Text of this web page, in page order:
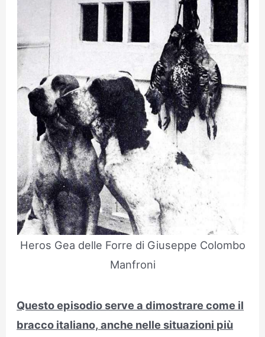
Heros Gea delle Forre di Giuseppe Colombo
Manfroni
Questo episodio serve a dimostrare come il
bracco italiano, anche nelle situazioni più